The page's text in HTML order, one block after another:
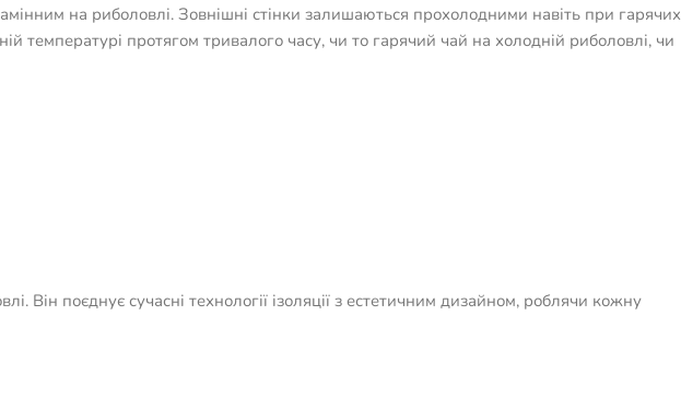
на риболовлі. Зовнішні стінки залишаються прохолодними навіть при гарячих
температурі протягом тривалого часу, чи то гарячий чай на холодній риболовлі, чи
Він поєднує сучасні технології ізоляції з естетичним дизайном, роблячи кожну